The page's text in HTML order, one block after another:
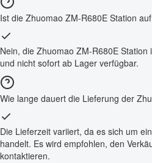
Ist die Zhuomao ZM-R680E Station
Nein, die Zhuomao ZM-R680E
und nicht sofort ab Lager verfügbar.
Wie lange dauert die Lieferung der
Die Lieferzeit variiert, da es sich um
handelt. Es wird empfohlen, den
kontaktieren.